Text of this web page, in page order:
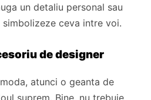
un detaliu personal sau
ceva intre voi.
de designer
atunci o geanta de